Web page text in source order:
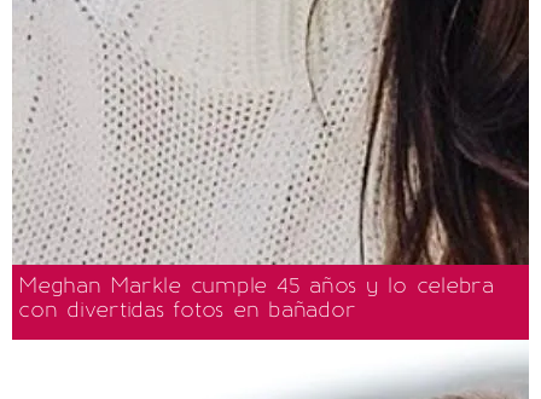
Meghan Markle cumple 45 años y lo celebra
con divertidas fotos en bañador